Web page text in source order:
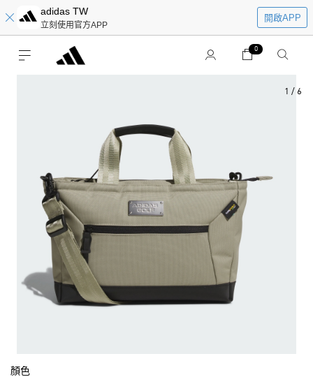
adidas TW
立刻使用官方APP
開啟APP
0
1 / 6
顏色